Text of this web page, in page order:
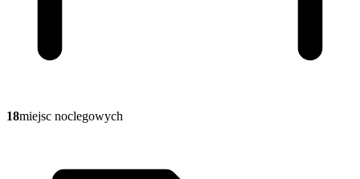
18miejsc noclegowych